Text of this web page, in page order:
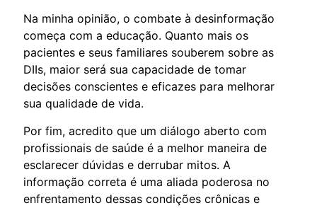
Na minha opinião, o combate à desinformação
começa com a educação. Quanto mais os
pacientes e seus familiares souberem sobre as
DIIs, maior será sua capacidade de tomar
decisões conscientes e eficazes para melhorar
sua qualidade de vida.
Por fim, acredito que um diálogo aberto com
profissionais de saúde é a melhor maneira de
esclarecer dúvidas e derrubar mitos. A
informação correta é uma aliada poderosa no
enfrentamento dessas condições crônicas e